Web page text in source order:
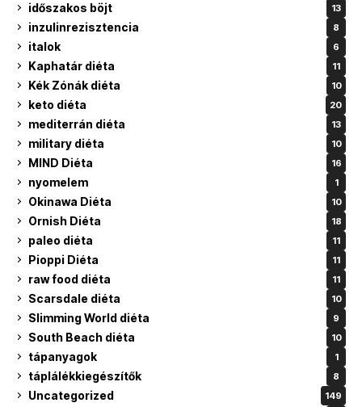
időszakos böjt 13
inzulinrezisztencia 8
italok 6
Kaphatár diéta 11
Kék Zónák diéta 10
keto diéta 20
mediterrán diéta 13
military diéta 10
MIND Diéta 16
nyomelem 1
Okinawa Diéta 10
Ornish Diéta 18
paleo diéta 11
Pioppi Diéta 11
raw food diéta 11
Scarsdale diéta 10
Slimming World diéta 9
South Beach diéta 10
tápanyagok 1
táplálékkiegészítők 8
Uncategorized 149